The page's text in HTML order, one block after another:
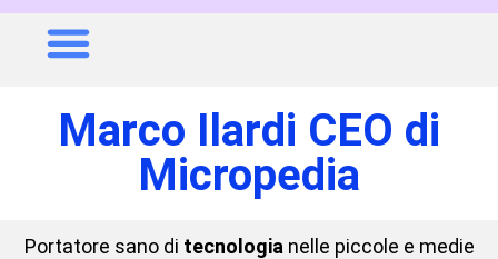
Marco Ilardi CEO di
Micropedia
Portatore sano di tecnologia nelle piccole e medie